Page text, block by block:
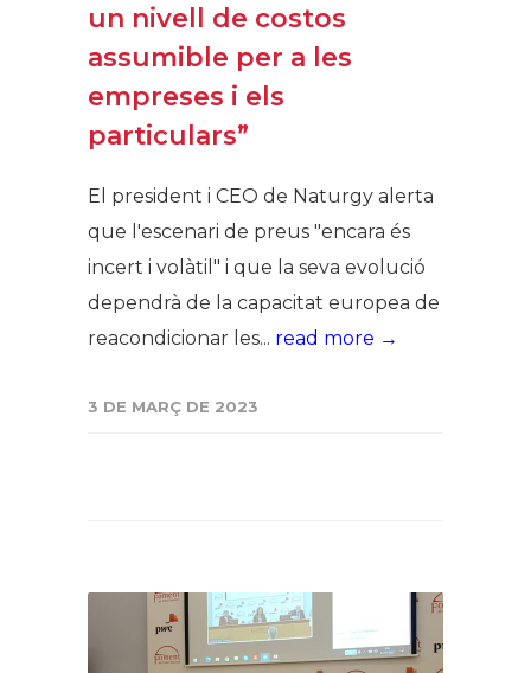
un nivell de costos
assumible per a les
empreses i els
particulars”
El president i CEO de Naturgy alerta
que l'escenari de preus "encara és
incert i volàtil" i que la seva evolució
dependrà de la capacitat europea de
reacondicionar les... read more →
3 DE MARÇ DE 2023